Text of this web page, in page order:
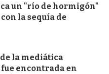
un "río de hormigón"
la sequía de
la mediática
encontrada en